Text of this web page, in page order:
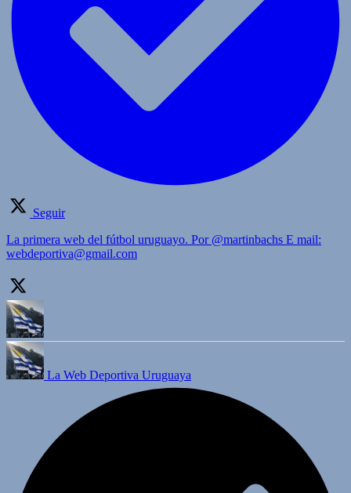
Seguir
La primera web del fútbol uruguayo. Por @martinbachs E mail:
webdeportiva@gmail.com
La Web Deportiva Uruguaya